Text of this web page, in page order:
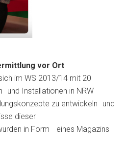
vor Ort
im WS 2013/14 mit 20
und Installationen in NRW
zu entwickeln und
dieser
in Form eines Magazins